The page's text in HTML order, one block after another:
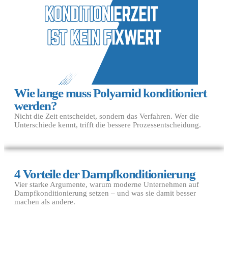
Wie lange muss Polyamid konditioniert
werden?
Nicht die Zeit entscheidet, sondern das Verfahren. Wer die
Unterschiede kennt, trifft die bessere Prozessentscheidung.
4 Vorteile der Dampfkonditionierung
Vier starke Argumente, warum moderne Unternehmen auf
Dampfkonditionierung setzen – und was sie damit besser
machen als andere.